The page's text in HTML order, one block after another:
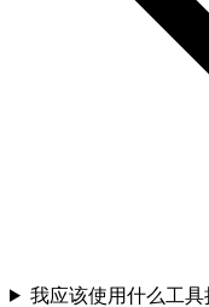
我应该使用什么工具